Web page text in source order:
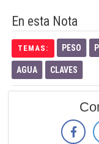
En esta Nota
TEMAS: PESO
AGUA CLAVES